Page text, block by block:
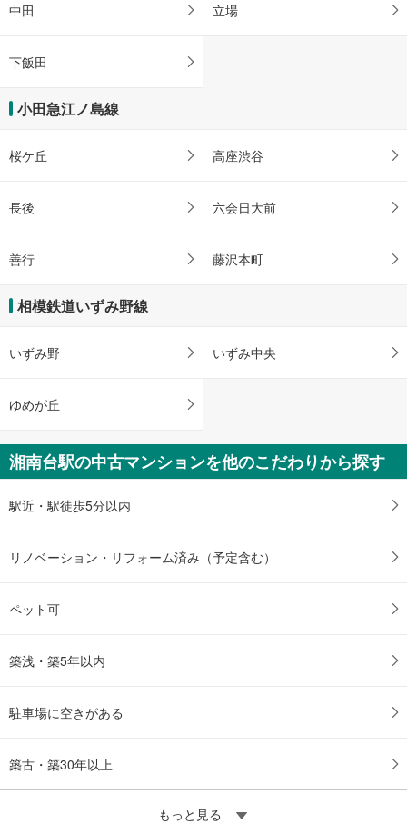
・改札内
《車椅子対応》《ベビーキープ》
・改札内
【小田急電鉄】
【相模鉄道】
・ＡＥＤ
・ＡＥＤ
ー
に
存
す
中田 立場
下飯田
小田急江ノ島線
桜ケ丘 高座渋谷
長後 六会日大前
善行 藤沢本町
相模鉄道いずみ野線
いずみ野 いずみ中央
ゆめが丘
湘南台駅の中古マンションを他のこだわりから探す
駅近・駅徒歩5分以内
リノベーション・リフォーム済み（予定含む）
ペット可
築浅・築5年以内
駐車場に空きがある
築古・築30年以上
もっと見る